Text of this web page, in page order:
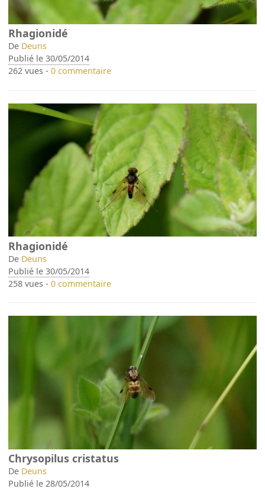
Rhagionidé
De Deuns
Publié le 30/05/2014
262 vues -0 commentaire
Rhagionidé
De Deuns
Publié le 30/05/2014
258 vues -0 commentaire
Chrysopilus cristatus
De Deuns
Publié le 28/05/2014